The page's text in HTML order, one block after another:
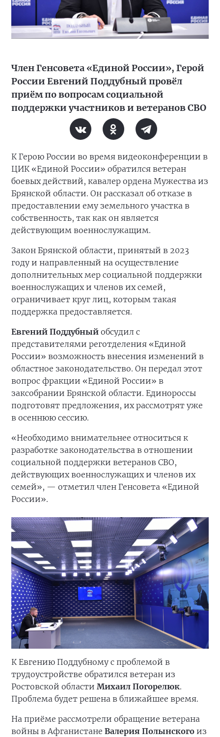
Член Генсовета «Единой России», Герой
России Евгений Поддубный провёл
приём по вопросам социальной
поддержки участников и ветеранов СВО
К Герою России во время видеоконференции в
ЦИК «Единой России» обратился ветеран
боевых действий, кавалер ордена Мужества из
Брянской области. Он рассказал об отказе в
предоставлении ему земельного участка в
собственность, так как он является
действующим военнослужащим.
Закон Брянской области, принятый в 2023
году и направленный на осуществление
дополнительных мер социальной поддержки
военнослужащих и членов их семей,
ограничивает круг лиц, которым такая
поддержка предоставляется.
Евгений Поддубный обсудил с
представителями реготделения «Единой
России» возможность внесения изменений в
областное законодательство. Он передал этот
вопрос фракции «Единой России» в
заксобрании Брянской области. Единороссы
подготовят предложения, их рассмотрят уже
в осеннюю сессию.
«Необходимо внимательнее относиться к
разработке законодательства в отношении
социальной поддержки ветеранов СВО,
действующих военнослужащих и членов их
семей», — отметил член Генсовета «Единой
России».
К Евгению Поддубному с проблемой в
трудоустройстве обратился ветеран из
Ростовской области Михаил Погорелюк.
Проблема будет решена в ближайшее время.
На приёме рассмотрели обращение ветерана
войны в Афганистане Валерия Полынского из